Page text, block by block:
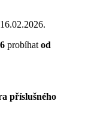
probíhat od
příslušného